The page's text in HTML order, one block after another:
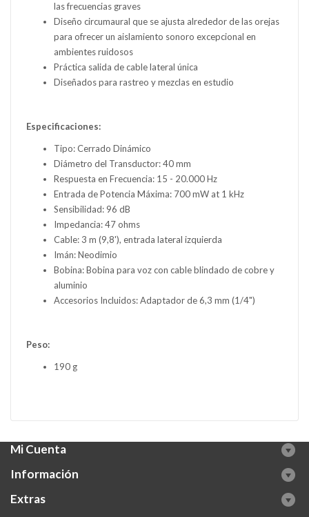
las frecuencias graves
Diseño circumaural que se ajusta alrededor de las orejas
para ofrecer un aislamiento sonoro excepcional en
ambientes ruidosos
Práctica salida de cable lateral única
Diseñados para rastreo y mezclas en estudio
Especificaciones:
Tipo: Cerrado Dinámico
Diámetro del Transductor: 40 mm
Respuesta en Frecuencia: 15 - 20.000 Hz
Entrada de Potencia Máxima: 700 mW at 1 kHz
Sensibilidad: 96 dB
Impedancia: 47 ohms
Cable: 3 m (9,8'), entrada lateral izquierda
Imán: Neodimio
Bobina: Bobina para voz con cable blindado de cobre y
aluminio
Accesorios Incluidos: Adaptador de 6,3 mm (1/4")
Peso:
190 g
Mi Cuenta
Información
Extras